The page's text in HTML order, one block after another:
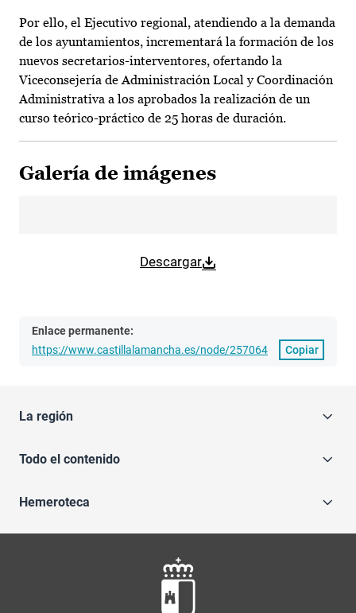
Por ello, el Ejecutivo regional, atendiendo a la demanda
de los ayuntamientos, incrementará la formación de los
nuevos secretarios-interventores, ofertando la
Viceconsejería de Administración Local y Coordinación
Administrativa a los aprobados la realización de un
curso teórico-práctico de 25 horas de duración.
Galería de imágenes
Descargar
Enlace permanente:
https://www.castillalamancha.es/node/257064
Copiar
La región
Todo el contenido
Hemeroteca